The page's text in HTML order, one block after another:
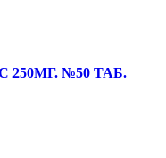
№50 ТАБ.